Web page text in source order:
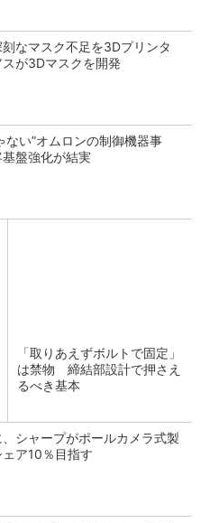
なマスク不足を3Dプリンタ
が3Dマスクを開発
ない”オムロンの制御機器事
盤強化が結実
「取りあえずボルトで固定」
は禁物 締結部設計で押さえ
るべき基本
シャープがポールカメラ式製
ア10％目指す